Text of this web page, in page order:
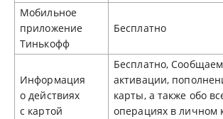
Мобильное
приложение
Тинькофф
Бесплатно
Информация
о действиях
с картой
Бесплатно,
активации,
карты, а также обо
операциях в личном